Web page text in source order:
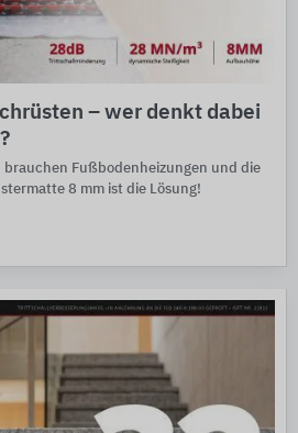
– wer denkt dabei
Fuß­boden­hei­zun­gen und die
8 mm ist die Lösung!